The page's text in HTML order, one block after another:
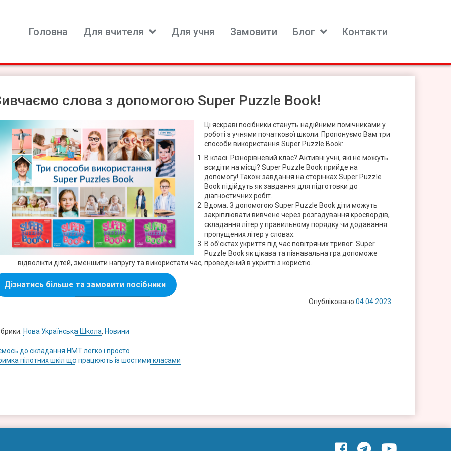
для вивчення іноземних мов
Головна Для вчителя Для учня Замовити Блог Контакти
слова з допомогою Super Puzzle Book!
Ці яскраві посібники стануть надійними помічниками у
роботі з учнями початкової школи. Пропонуємо Вам три
способи використання Super Puzzle Book:
В класі. Різнорівневий клас? Активні учні, які не можуть
всидіти на місці? Super Puzzle Book прийде на
допомогу! Також завдання на сторінках Super Puzzle
Book підійдуть як завдання для підготовки до
діагностичних робіт.
Вдома. З допомогою Super Puzzle Book діти можуть
закріплювати вивчене через розгадування кросвордів,
складання літер у правильному порядку чи додавання
пропущених літер у словах.
В об’єктах укриття під час повітряних тривог. Super
Puzzle Book як цікава та пізнавальна гра допоможе
відволікти дітей, зменшити напругу та використати час, проведений в укритті з користю.
Дізнатись більше та замовити посібники
Опубліковано04.04.2023
Нова Українська Школа, Новини
до складання НМТ легко і просто
пілотних шкіл що працюють із шостими класами